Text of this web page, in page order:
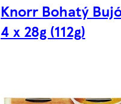
Knorr Bohatý
4 x 28g (112g)